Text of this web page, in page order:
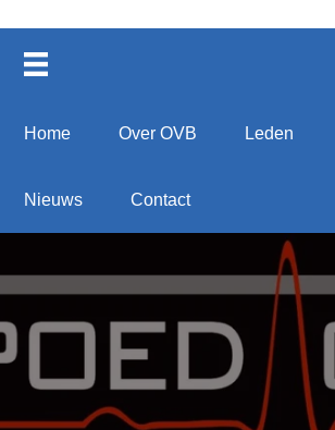
Home Over OVB Leden
Nieuws Contact